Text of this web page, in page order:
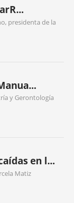
presidenta de la
y Gerontología
en l...
Matiz